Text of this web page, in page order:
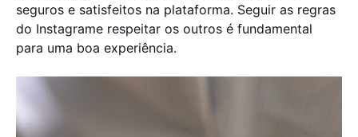
seguros e satisfeitos na plataforma. Seguir as regras
do Instagrame respeitar os outros é fundamental
para uma boa experiência.